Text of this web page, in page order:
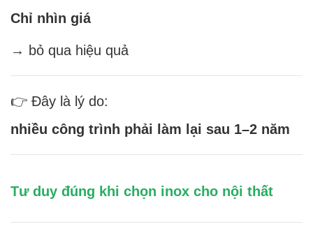
Chỉ nhìn giá
→ bỏ qua hiệu quả
👉 Đây là lý do:
nhiều công trình phải làm lại sau 1–2 năm
Tư duy đúng khi chọn inox cho nội thất